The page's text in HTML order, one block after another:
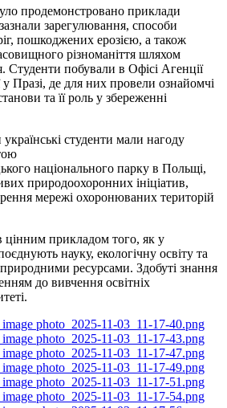
продемонстровано приклади
зарегулювання, способи
пошкоджених ерозією, а також
різноманіття шляхом
Студенти побували в Офісі Агенції
Празі, де для них провели ознайомчі
та її роль у збереженні
студенти мали нагоду
національного парку в Польщі,
природоохоронних ініціатив,
мережі охоронюваних територій
цінним прикладом того, як у
науку, екологічну освіту та
ресурсами. Здобуті знання
до вивчення освітніх